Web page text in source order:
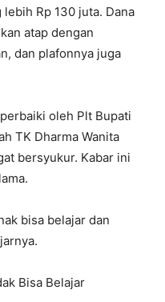
Rp 130 juta. Dana
atap dengan
dan plafonnya juga
oleh Plt Bupati
TK Dharma Wanita
bersyukur. Kabar ini
bisa belajar dan
Bisa Belajar